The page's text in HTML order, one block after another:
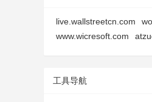
live.wallstreetcn.com
www.wicresoft.com
工具导航